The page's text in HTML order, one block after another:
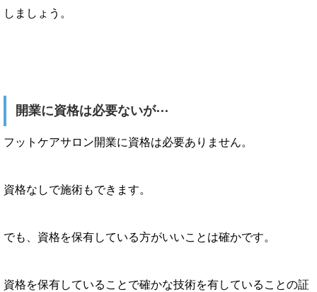
しましょう。
開業に資格は必要ないが⋯
フットケアサロン開業に資格は必要ありません。
資格なしで施術もできます。
でも、資格を保有している方がいいことは確かです。
資格を保有していることで確かな技術を有していることの証